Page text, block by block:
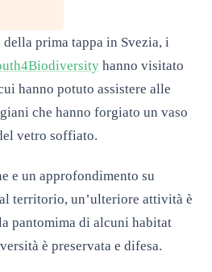
prima tappa in Svezia, i
hanno visitato
hanno potuto assistere alle
che hanno forgiato un vaso
vetro soffiato.
e un approfondimento su
territorio, un’ulteriore attività è
pantomima di alcuni habitat
è preservata e difesa.